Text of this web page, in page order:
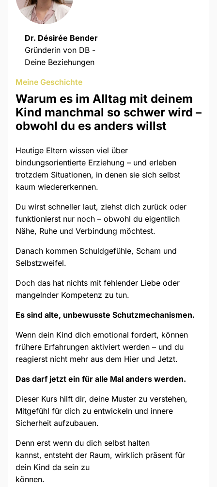
Dr. Désirée Bender
Gründerin von DB -
Deine Beziehungen
Meine Geschichte
Warum es im Alltag mit deinem
Kind manchmal so schwer wird –
obwohl du es anders willst
Heutige Eltern wissen viel über
bindungsorientierte Erziehung – und erleben
trotzdem Situationen, in denen sie sich selbst
kaum wiedererkennen.
Du wirst schneller laut, ziehst dich zurück oder
funktionierst nur noch – obwohl du eigentlich
Nähe, Ruhe und Verbindung möchtest.
Danach kommen Schuldgefühle, Scham und
Selbstzweifel.
Doch das hat nichts mit fehlender Liebe oder
mangelnder Kompetenz zu tun.
Es sind alte, unbewusste Schutzmechanismen.
Wenn dein Kind dich emotional fordert, können
frühere Erfahrungen aktiviert werden – und du
reagierst nicht mehr aus dem Hier und Jetzt.
Das darf jetzt ein für alle Mal anders werden.
Dieser Kurs hilft dir, deine Muster zu verstehen,
Mitgefühl für dich zu entwickeln und innere
Sicherheit aufzubauen.
Denn erst wenn du dich selbst halten
kannst, entsteht der Raum, wirklich präsent für
dein Kind da sein zu
können.